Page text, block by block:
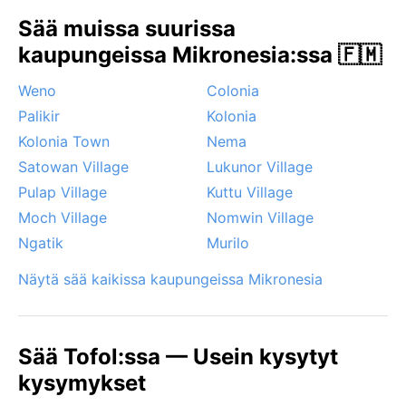
ovat harvinaisia, mutta niiden riski on syytä
huomioida loppukesästä. Tofol tarjoaa kokemuksen,
jossa sää on yhtä tasainen ja arvaamaton kuin itse
valtameri.
Sää muissa suurissa
kaupungeissa Mikronesia:ssa 🇫🇲
Weno
Colonia
Palikir
Kolonia
Kolonia Town
Nema
Satowan Village
Lukunor Village
Pulap Village
Kuttu Village
Moch Village
Nomwin Village
Ngatik
Murilo
Näytä sää kaikissa kaupungeissa Mikronesia
Sää Tofol:ssa — Usein kysytyt
kysymykset